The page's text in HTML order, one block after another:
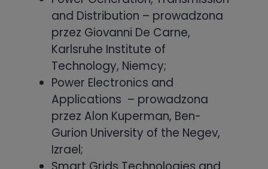
and Distribution – prowadzona
przez Giovanni De Carne,
Karlsruhe Institute of
Technology, Niemcy;
Power Electronics and
Applications – prowadzona
przez Alon Kuperman, Ben-
Gurion University of the Negev,
Izrael;